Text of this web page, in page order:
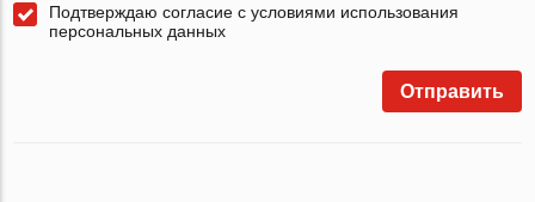
Подтверждаю согласие с условиями использования
персональных данных
Отправить